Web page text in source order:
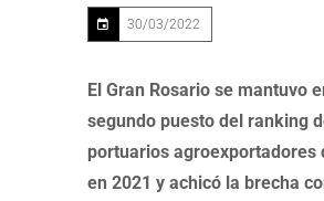
30/03/2022
El Gran Rosario se mantuvo
segundo puesto del ranking
portuarios agroexportadores
en 2021 y achicó la brecha